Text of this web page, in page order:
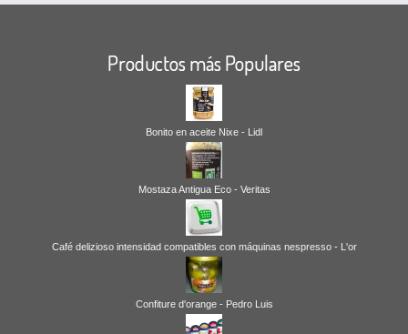
Productos más Populares
Bonito en aceite Nixe - Lidl
Mostaza Antigua Eco - Veritas
Café delizioso intensidad compatibles con máquinas nespresso - L'or
Confiture d'orange - Pedro Luis